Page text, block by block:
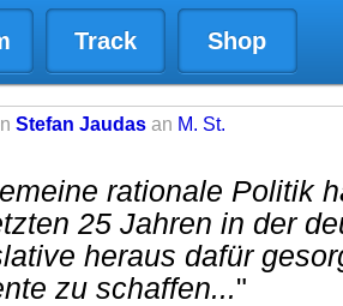
Track Shop
Stefan Jaudas an M. St.
rationale Politik
25 Jahren in der
heraus dafür
zu schaffen..."